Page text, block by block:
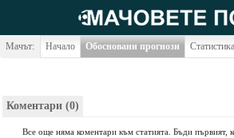
Мачът: Начало Обосновани прогнози Статистика
Коментари (0)
Все още няма коментари към статията. Бъди първият,